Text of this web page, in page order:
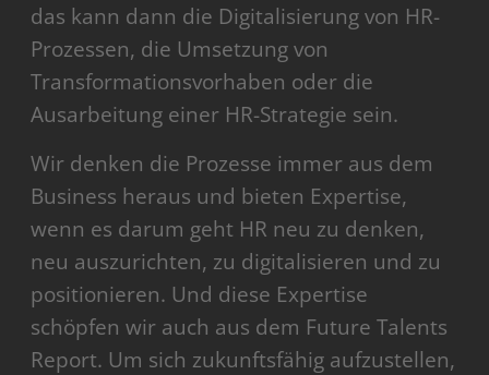
das kann dann die Digitalisierung von HR-
Prozessen, die Umsetzung von
Transformationsvorhaben oder die
Ausarbeitung einer HR-Strategie sein.
Wir denken die Prozesse immer aus dem
Business heraus und bieten Expertise,
wenn es darum geht HR neu zu denken,
neu auszurichten, zu digitalisieren und zu
positionieren. Und diese Expertise
schöpfen wir auch aus dem Future Talents
Report. Um sich zukunftsfähig aufzustellen,